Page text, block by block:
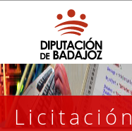
Licitación